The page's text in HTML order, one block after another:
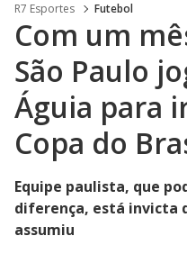
R7 Esportes Futebol
Com um
São Paulo
Águia para
Copa do
Equipe paulista, que
diferença, está invicta
assumiu